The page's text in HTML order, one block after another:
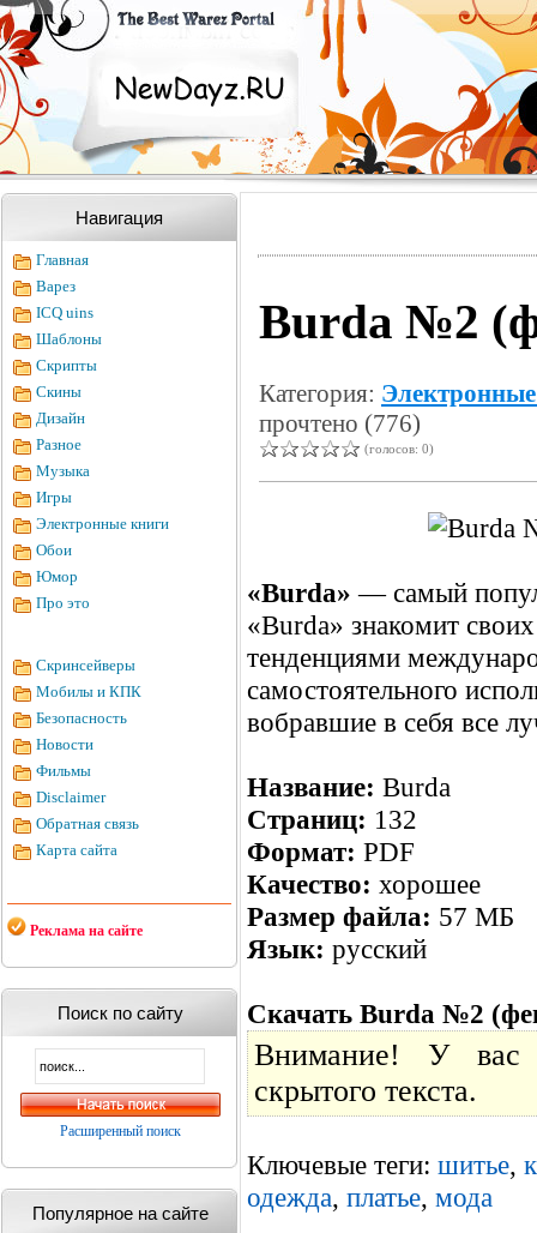
Навигация
Главная
Варез
ICQ uins
Шаблоны
Скрипты
Скины
Дизайн
Разное
Музыка
Игры
Электронные книги
Обои
Юмор
Про это
Скринсейверы
Мобилы и КПК
Безопасность
Новости
Фильмы
Disclaimer
Обратная связь
Карта сайта
Реклама на сайте
Поиск по сайту
Расширенный поиск
Популярное на сайте
Burda №2
Категория:
прочтено (776)
(голосов: 0)
«Burda» — самый
«Burda» знакомит
тенденциями
самостоятельного
вобравшие в себя все
Название: Burda
Страниц: 132
Формат: PDF
Качество: хорошее
Размер файла: 57 МБ
Язык: русский
Скачать Burda №2
Внимание! У вас
скрытого текста.
Ключевые теги: шитье,
одежда, платье, мода